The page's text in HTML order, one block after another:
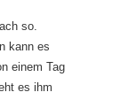
so.
kann es
einem Tag
es ihm